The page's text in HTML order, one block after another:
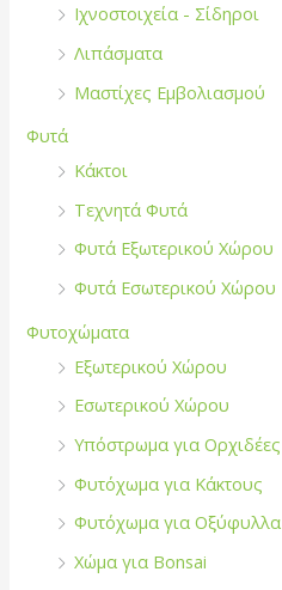
Ιχνοστοιχεία - Σίδηροι
Λιπάσματα
Μαστίχες Εμβολιασμού
Φυτά
Κάκτοι
Τεχνητά Φυτά
Φυτά Εξωτερικού Χώρου
Φυτά Εσωτερικού Χώρου
Φυτοχώματα
Εξωτερικού Χώρου
Εσωτερικού Χώρου
Υπόστρωμα για Ορχιδέες
Φυτόχωμα για Κάκτους
Φυτόχωμα για Οξύφυλλα
Χώμα για Bonsai